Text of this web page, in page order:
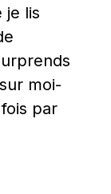
je lis
moi-
par